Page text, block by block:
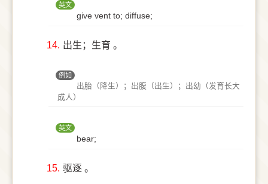
英文
give vent to; diffuse;
14. 出生；生育 。
例如
出胎（降生）；出腹（出生）；出幼（发育长大
成人）
英文
bear;
15. 驱逐 。